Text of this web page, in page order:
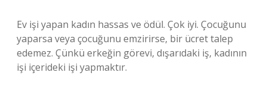
Ev işi yapan kadın hassas ve ödül. Çok iyi. Çocuğunu
yaparsa veya çocuğunu emzirirse, bir ücret talep
edemez. Çünkü erkeğin görevi, dışarıdaki iş, kadının
işi içerideki işi yapmaktır.